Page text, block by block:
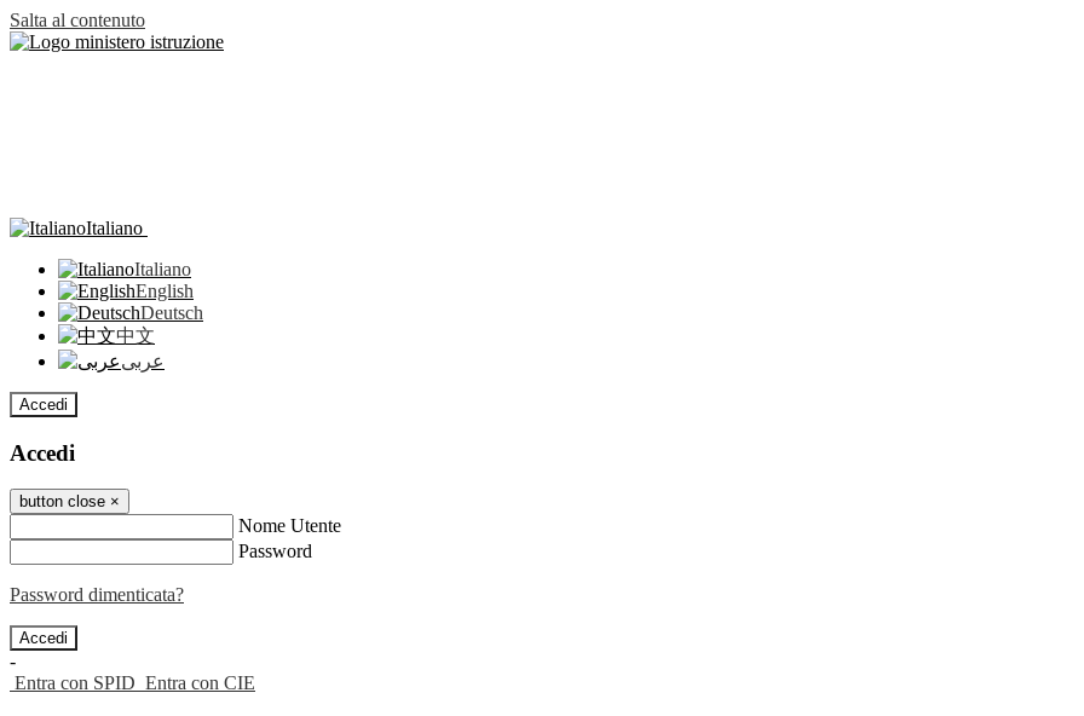
Salta al contenuto
Italiano
Italiano
English
Deutsch
中文
عربى
Accedi
Accedi
button close ×
Nome Utente
Password
Password dimenticata?
-
Entra con SPID Entra con CIE